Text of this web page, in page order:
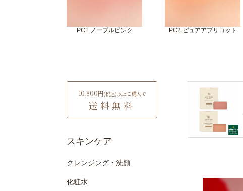
PC1 ノーブルピンク PC2 ピュアアプリコット
10,800円(税込)以上ご購入で
送料無料
スキンケア
クレンジング・洗顔
化粧水